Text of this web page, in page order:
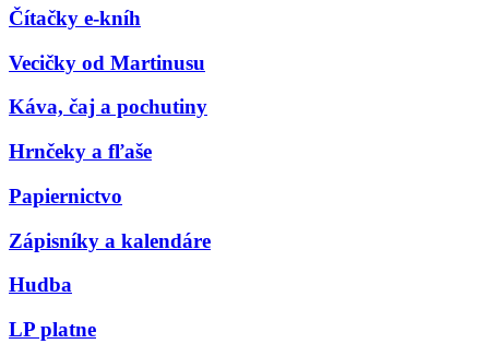
Čítačky e-kníh
Vecičky od Martinusu
Káva, čaj a pochutiny
Hrnčeky a fľaše
Papiernictvo
Zápisníky a kalendáre
Hudba
LP platne